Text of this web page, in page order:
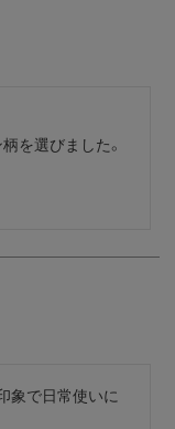
を選びました。
象で日常使いに